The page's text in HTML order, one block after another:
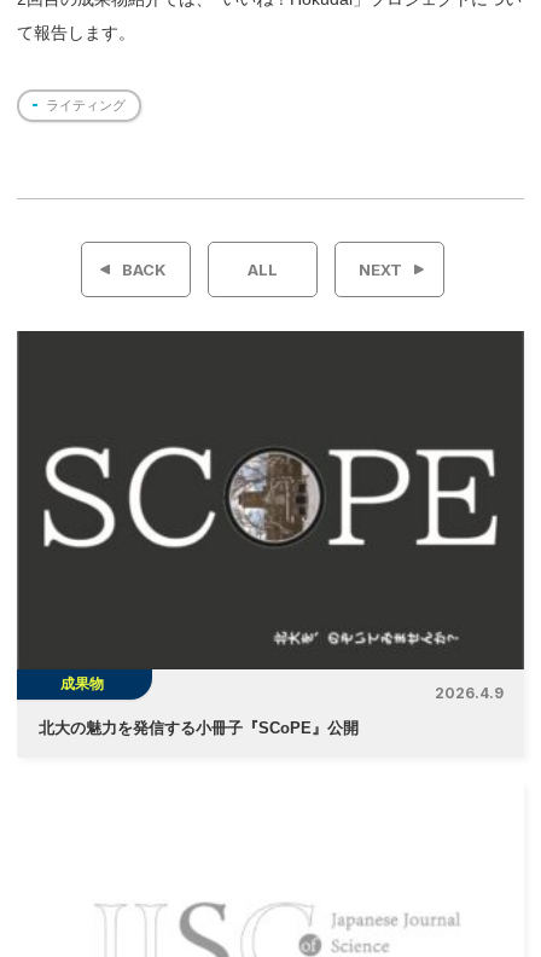
て報告します。
ライティング
投
ー
シ
ョ
BACK ALL NEXT
成果物
2026.4.9
北大の魅力を発信する小冊子『SCoPE』公開